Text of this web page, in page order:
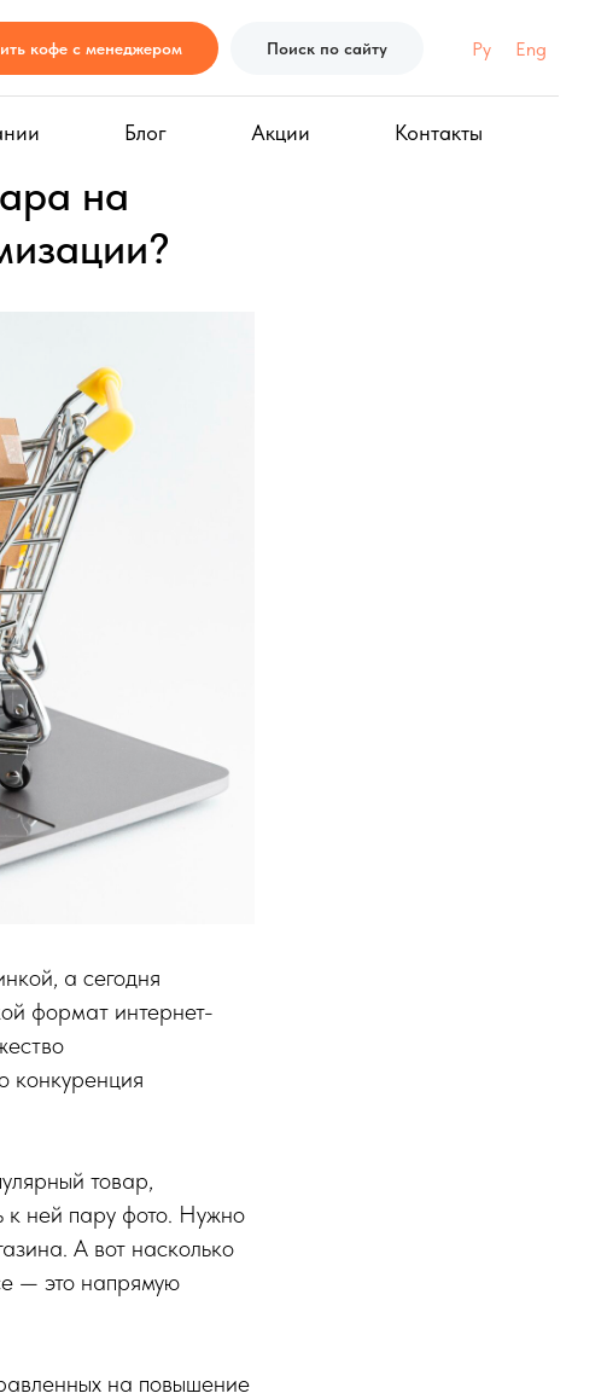
кофе с менеджером Поиск по сайту Ру Eng
Блог Акции Контакты
на
а сегодня
формат интернет-
конкуренция
товар,
к ней пару фото. Нужно
А вот насколько
— это напрямую
на повышение